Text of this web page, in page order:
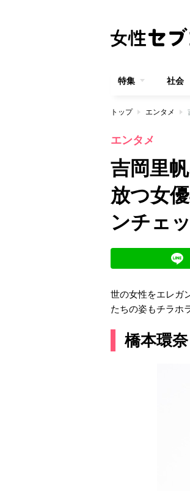
特集 社会
トップ エンタメ
エンタメ
吉岡里
放つ女
ンチェッ
世の女性をエレガ
たちの姿もチラホ
橋本環